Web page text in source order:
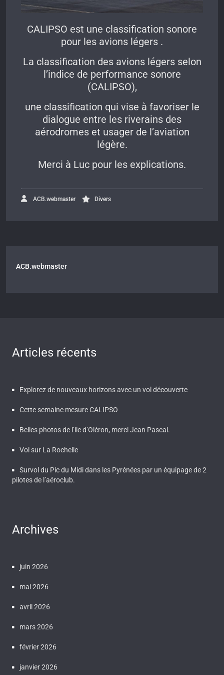
CALIPSO est une classification sonore
pour les avions légers .
La classification des avions légers selon
l’indice de performance sonore
(CALIPSO),
une classification qui vise à favoriser le
dialogue entre les riverains des
aérodromes et usager de l’aviation
légère.
Merci à Luc pour les explications.
ACB.webmaster Divers
ACB.webmaster
Articles récents
Explorez de nouveaux horizons avec un vol découverte
Cette semaine mesure CALIPSO
Belles photos de l’ile d’Oléron, merci Jean Pascal.
Vol sur La Rochelle
Survol du Pic du Midi dans les Pyrénées par un équipage de 2
pilotes de l’aéroclub.
Archives
juin 2026
mai 2026
avril 2026
mars 2026
février 2026
janvier 2026